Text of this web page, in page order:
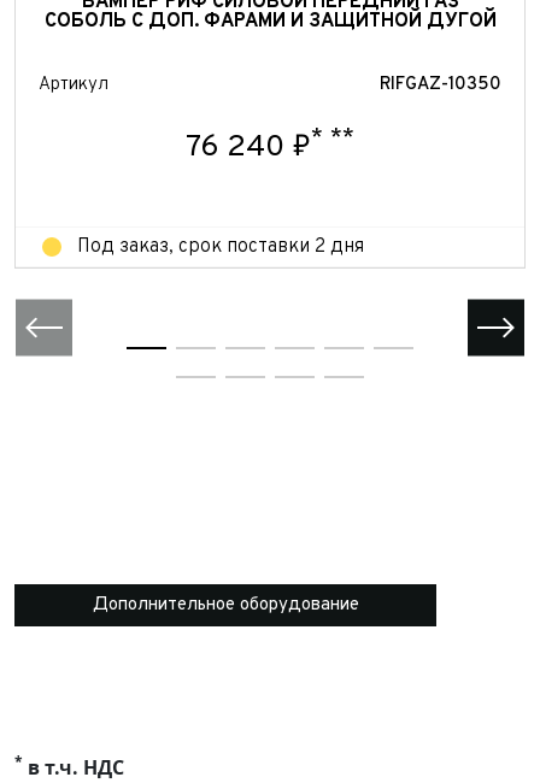
СОБОЛЬ С ДОП. ФАРАМИ И ЗАЩИТНОЙ ДУГОЙ
Артикул RIFGAZ-10350
76 240 ₽* **
Под заказ, срок поставки 2 дня
Дополнительное оборудование
* в т.ч. НДС
персональных данных
Отправить